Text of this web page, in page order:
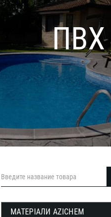
ПВХ
МАТЕРІАЛИ AZICHEM